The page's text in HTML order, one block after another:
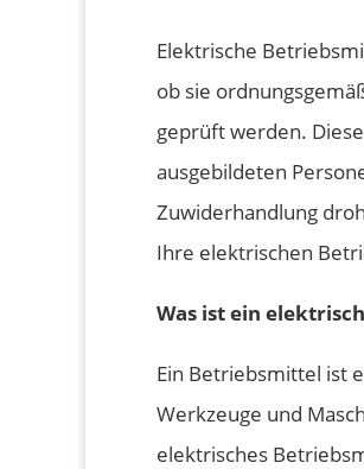
Elektrische
ob sie
geprüft werden.
ausgebildeten
Zuwiderhandlung
Ihre elektrischen
Was ist ein
Ein Betriebsmittel ist
Werkzeuge und
elektrisches